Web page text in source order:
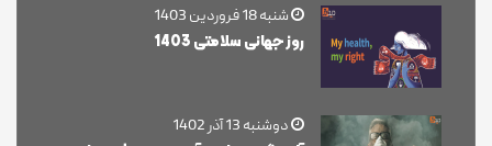
شنبه 18 فروردین 1403
روز جهانی سلامتی 1403
دوشنبه 13 آذر 1402